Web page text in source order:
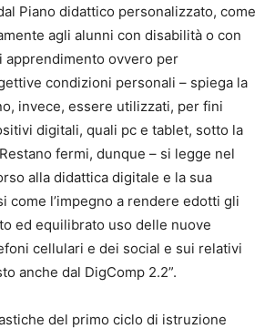
Piano didattico personalizzato, come
agli alunni con disabilità o con
ovvero per
condizioni personali – spiega la
invece, essere utilizzati, per fini
digitali, quali pc e tablet, sotto la
fermi, dunque – si legge nel
alla didattica digitale e la sua
come l’impegno a rendere edotti gli
ed equilibrato uso delle nuove
cellulari e dei social e sui relativi
anche dal DigComp 2.2”.
del primo ciclo di istruzione